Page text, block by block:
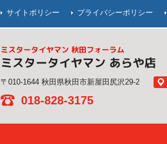
サイトポリシー プライバシーポリシー
ミスタータイヤマン 秋田フォーラム
ミスタータイヤマン あらや店
〒010-1644 秋田県秋田市新屋田尻沢29-2
018-828-3175